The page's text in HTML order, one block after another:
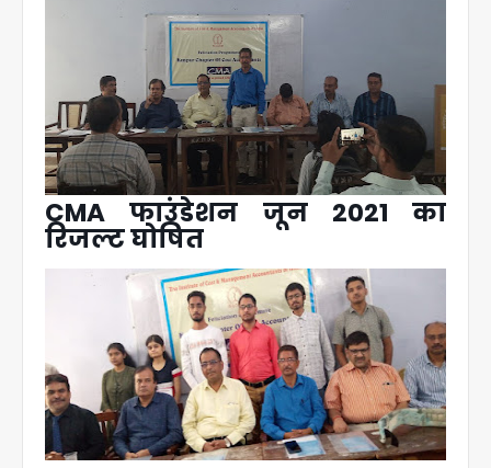
CMA फाउंडेशन जून 2021 का
रिजल्ट घोषित